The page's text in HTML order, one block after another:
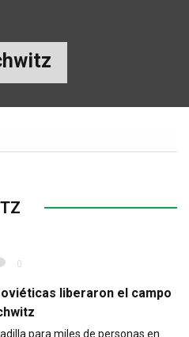
0
liberaron el campo
para miles de personas en